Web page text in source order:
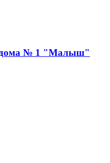
дома № 1 "Малыш"